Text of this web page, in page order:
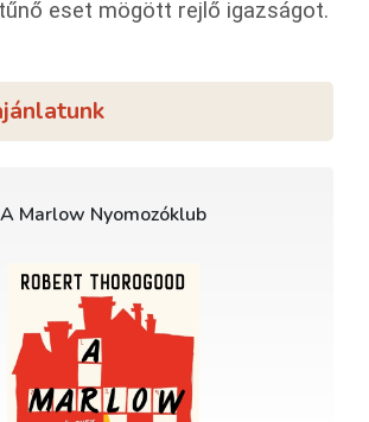
eset mögött rejlő igazságot.
A Marlow Nyomozóklub